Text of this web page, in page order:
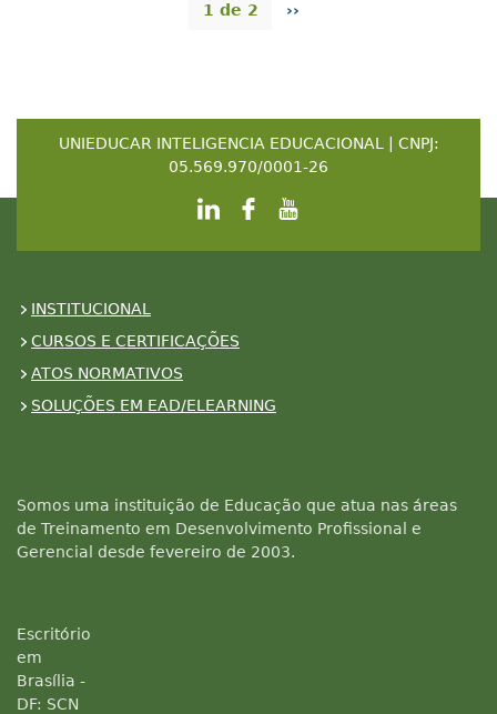
1 de 2 ››
UNIEDUCAR INTELIGENCIA EDUCACIONAL | CNPJ:
05.569.970/0001-26
INSTITUCIONAL
CURSOS E CERTIFICAÇÕES
ATOS NORMATIVOS
SOLUÇÕES EM EAD/ELEARNING
Somos uma instituição de Educação que atua nas áreas
de Treinamento em Desenvolvimento Profissional e
Gerencial desde fevereiro de 2003.
Escritório
em
Brasília -
DF: SCN